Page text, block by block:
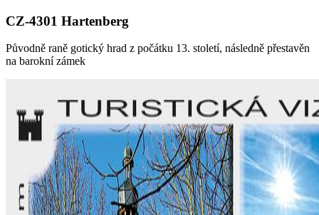
CZ-4301 Hartenberg
Původně raně gotický hrad z počátku 13. století, následně přestavěn
na barokní zámek